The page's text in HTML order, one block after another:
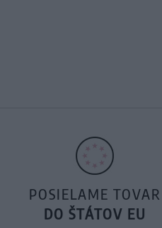
POSIELAME TOVAR
DO ŠTÁTOV EU